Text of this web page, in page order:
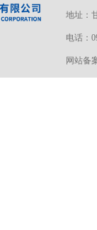
地址：
电话：
网站备